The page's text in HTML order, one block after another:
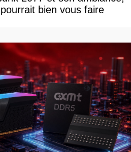
bien vous faire